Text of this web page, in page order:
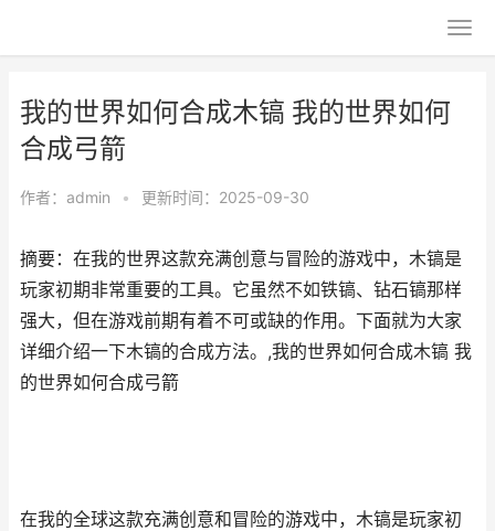
我的世界如何合成木镐 我的世界如何
合成弓箭
作者： admin • 更新时间：2025-09-30
摘要：在我的世界这款充满创意与冒险的游戏中，木镐是
玩家初期非常重要的工具。它虽然不如铁镐、钻石镐那样
强大，但在游戏前期有着不可或缺的作用。下面就为大家
详细介绍一下木镐的合成方法。,我的世界如何合成木镐 我
的世界如何合成弓箭
在我的全球这款充满创意和冒险的游戏中，木镐是玩家初